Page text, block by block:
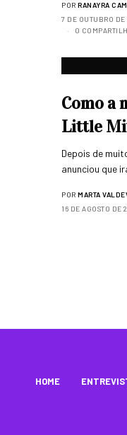
POR RANAYRA
7 DE OUTUBRO DE
0
Como a
Little
Depois de
anunciou que
POR MARTA
16 DE AGOSTO DE
HOME